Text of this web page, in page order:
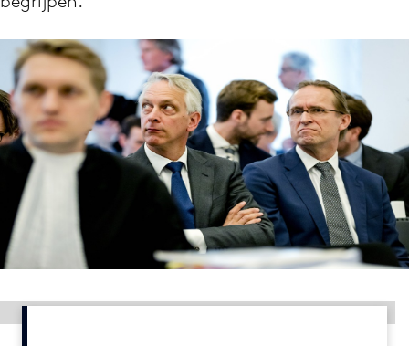
Menu
Home
9 sept: GenAI-training
12 nov: MarketingLive!
Adverteren
Events
Opleidingen
Vacatures